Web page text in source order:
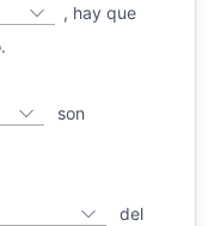
, hay que
son
del